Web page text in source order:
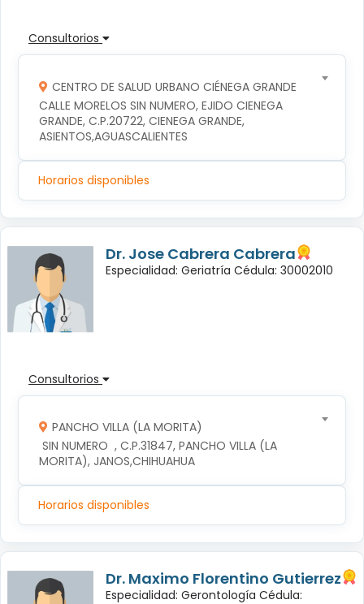
Consultorios
CENTRO DE SALUD URBANO CIÉNEGA GRANDE
CALLE MORELOS SIN NUMERO, EJIDO CIENEGA
GRANDE, C.P.20722, CIENEGA GRANDE,
ASIENTOS,AGUASCALIENTES
Horarios disponibles
Dr. Jose Cabrera Cabrera
Especialidad: Geriatría Cédula: 30002010
Consultorios
PANCHO VILLA (LA MORITA)
MORITA), JANOS,CHIHUAHUA
Horarios disponibles
Dr. Maximo Florentino Gutierrez
Especialidad: Gerontología Cédula: